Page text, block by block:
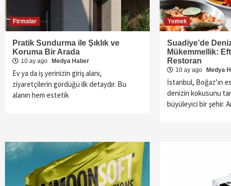
Firmalar
Pratik Sundurma ile Şıklık ve
Koruma Bir Arada
10 ay ago Medya Haber
Ev ya da iş yerinizin giriş alanı,
ziyaretçilerin gördüğü ilk detaydır. Bu
alanın hem estetik
Yemek
Suadiye’de
Mükemmellik:
Restoran
10 ay ago Medya
İstanbul, Boğaz’ın
denizin kokusunu
büyüleyici bir şehir.